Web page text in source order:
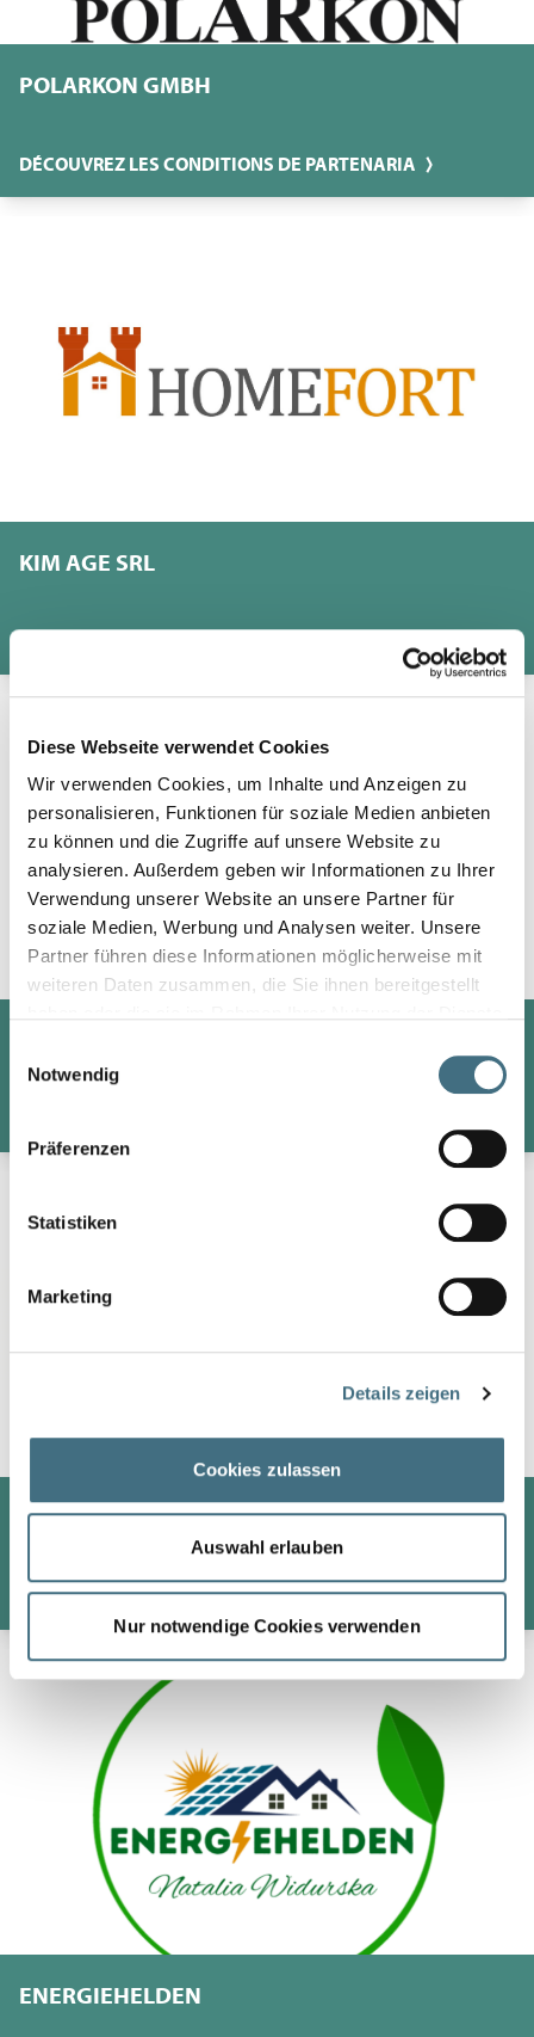
Diese Webseite verwendet Cookies
Wir verwenden Cookies, um Inhalte und Anzeigen zu
personalisieren, Funktionen für soziale Medien anbieten
zu können und die Zugriffe auf unsere Website zu
analysieren. Außerdem geben wir Informationen zu Ihrer
Verwendung unserer Website an unsere Partner für
soziale Medien, Werbung und Analysen weiter. Unsere
Partner führen diese Informationen möglicherweise mit
weiteren Daten zusammen, die Sie ihnen bereitgestellt
Notwendig
Präferenzen
Statistiken
Marketing
Details zeigen
Cookies zulassen
Auswahl erlauben
Nur notwendige Cookies verwenden
POLARKON GMBH
DÉCOUVREZ LES CONDITIONS DE PARTENARIA
KIM AGE SRL
STROHTEKTUR
DÉCOUVREZ LES CONDITIONS DE PARTENARIA
ENERGIEHELDEN